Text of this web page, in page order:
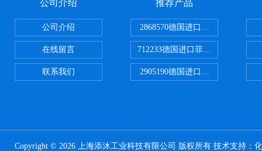
公司介绍
公司介绍
在线留言
联系我们
推荐产品
2868570德国进口菲尼克斯电源
712233德国进口菲尼克斯断路器
2905190德国进口菲尼克斯继电器
Copyright © 2026 上海添沐工业科技有限公司 版权所有 技术支持：